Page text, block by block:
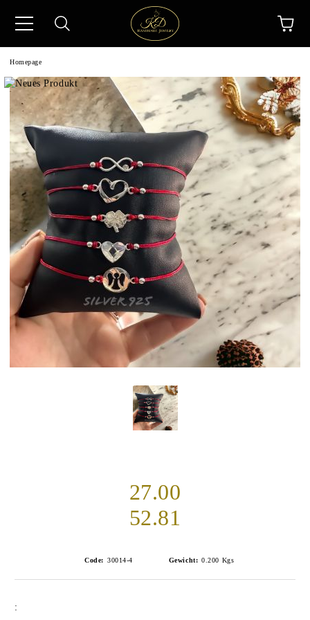
Homepage
27.00
52.81
Code: 30014-4 Gewicht: 0.200 Kgs
: